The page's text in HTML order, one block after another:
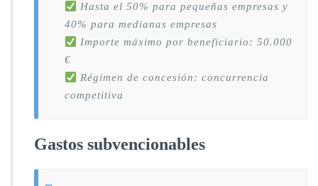
Hasta el 50% para pequeñas empresas y
40% para medianas empresas
Importe máximo por beneficiario: 50.000
€
Régimen de concesión: concurrencia
competitiva
Gastos subvencionables